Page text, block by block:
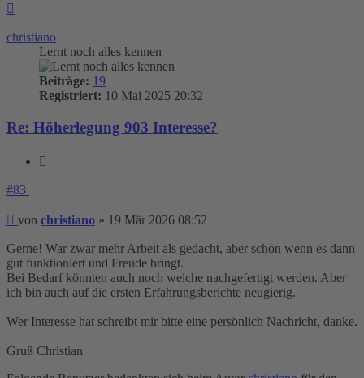
christiano
Lernt noch alles kennen
Beiträge: 19
Registriert: 10 Mai 2025 20:32
Re: Höherlegung 903 Interesse?
#83
Beitrag
von christiano » 19 Mär 2026 08:52
Gerne! War zwar mehr Arbeit als gedacht, aber schön wenn es dann
gut funktioniert und Freude bringt.
Bei Bedarf könnten auch noch welche nachgefertigt werden. Aber
ich bin auch auf die ersten Erfahrungsberichte neugierig.
Wer Interesse hat schreibt mir bitte eine persönlich Nachricht, danke.
Gruß Christian